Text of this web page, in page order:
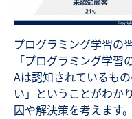
プログラミング学習の
「プログラミング学
Aは認知されているも
い」ということがわか
因や解決策を考えます。